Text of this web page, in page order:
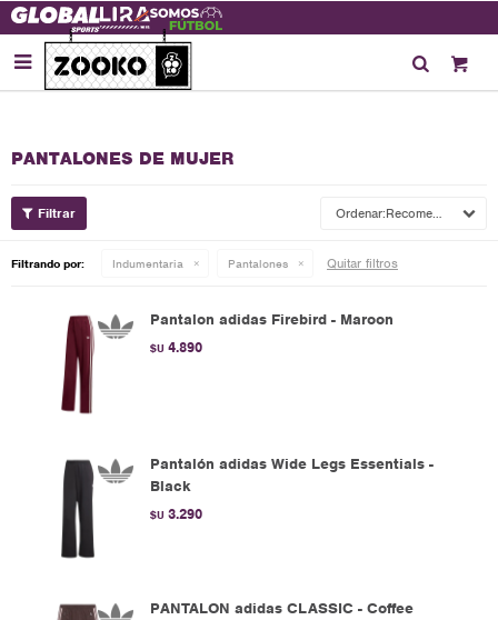

PANTALONES DE MUJER
Recomendados
Filtrando por: Indumentaria Pantalones Quitar filtros
Pantalon adidas Firebird - Maroon
$U 4.890
Pantalón adidas Wide Legs Essentials -
Black
$U 3.290
PANTALON adidas CLASSIC - Coffee